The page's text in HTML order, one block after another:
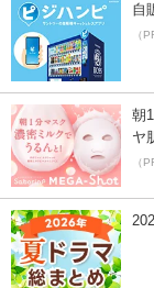
自
（
朝
ヤ
（